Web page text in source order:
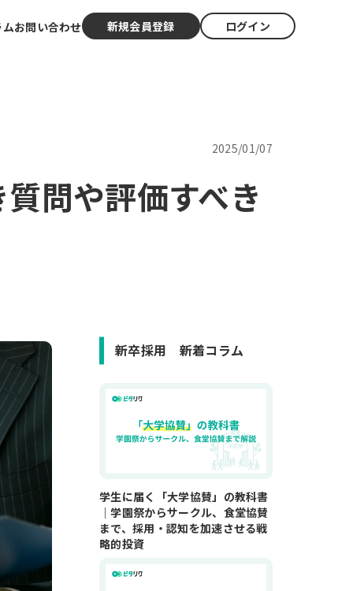
ムお問い合わせ 新規会員登録 ログイン
問や評価すべき
2025/01/07
新卒採用 新着コラム
学生に届く「大学協賛」の教科書
｜学園祭からサークル、食堂協賛
まで、採用・認知を加速させる戦
略的投資